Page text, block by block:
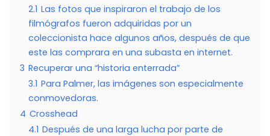
2.1 Las fotos que inspiraron el trabajo de los
filmógrafos fueron adquiridas por un
coleccionista hace algunos años, después de que
este las comprara en una subasta en internet.
3 Recuperar una “historia enterrada”
3.1 Para Palmer, las imágenes son especialmente
conmovedoras.
4 Crosshead
4.1 Después de una larga lucha por parte de